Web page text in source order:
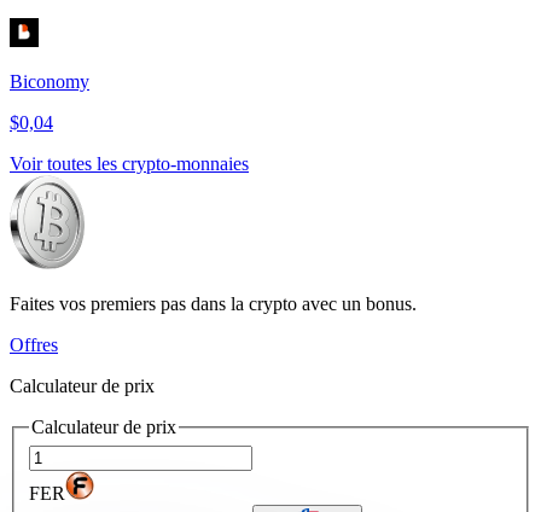
Biconomy
$0,04
Voir toutes les crypto-monnaies
Faites vos premiers pas dans la crypto avec un bonus.
Offres
Calculateur de prix
Calculateur de prix
FER